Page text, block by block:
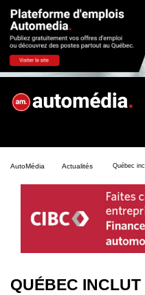
AutoMédia Actualités Québec
QUÉBEC